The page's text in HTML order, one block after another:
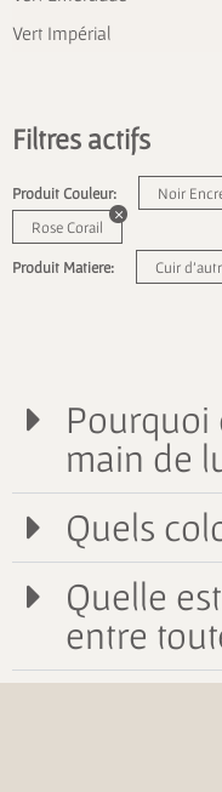
Vert Impérial
Filtres actifs
Produit Couleur: Noir
Rose Corail
Produit Matiere: Cuir
Pourquoi
main de
Quels
Quelle
entre